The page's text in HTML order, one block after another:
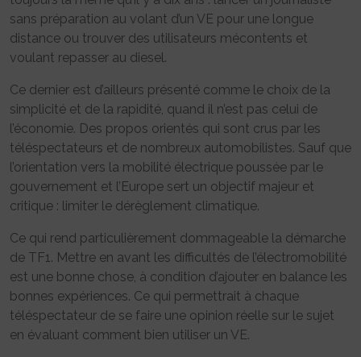
sans préparation au volant d’un VE pour une longue
distance ou trouver des utilisateurs mécontents et
voulant repasser au diesel.
Ce dernier est d’ailleurs présenté comme le choix de la
simplicité et de la rapidité, quand il n’est pas celui de
l’économie. Des propos orientés qui sont crus par les
téléspectateurs et de nombreux automobilistes. Sauf que
l’orientation vers la mobilité électrique poussée par le
gouvernement et l’Europe sert un objectif majeur et
critique : limiter le dérèglement climatique.
Ce qui rend particulièrement dommageable la démarche
de TF1. Mettre en avant les difficultés de l’électromobilité
est une bonne chose, à condition d’ajouter en balance les
bonnes expériences. Ce qui permettrait à chaque
téléspectateur de se faire une opinion réelle sur le sujet
en évaluant comment bien utiliser un VE.